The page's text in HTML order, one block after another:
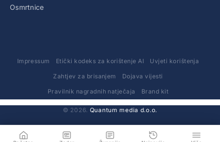
Osmrtnice
Impressum Etički kodeks za korištenje AI Uvjeti korištenja
Zahtjev za brisanjem Dojava vijesti
Pravilnik nagradnih natječaja Brand kit
© 2026. Quantum media d.o.o.